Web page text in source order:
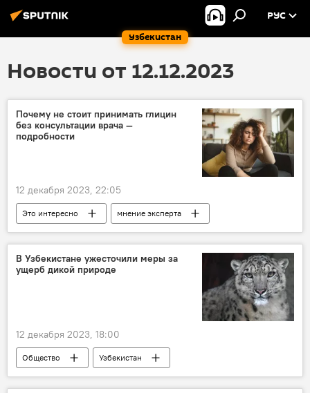
Узбекистан
РУС
Новости от 12.12.2023
Почему не стоит принимать глицин
без консультации врача —
подробности
12 декабря 2023, 22:05
Это интересно
мнение эксперта
врач
здоровье лекарство
В Узбекистане ужесточили меры за
ущерб дикой природе
12 декабря 2023, 18:00
Общество
Узбекистан
дикие животные
растения